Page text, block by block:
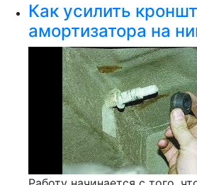
Как усилить
амортизатора на